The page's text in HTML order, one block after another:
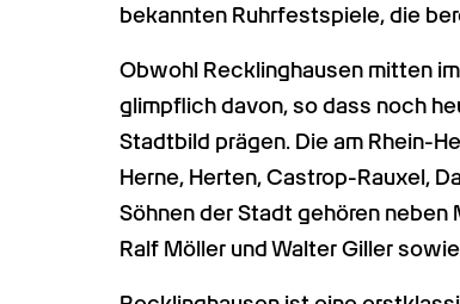
bekannten Ruhrfestspiele, die
Obwohl Recklinghausen mitten
glimpflich davon, so dass noch
Stadtbild prägen. Die am Rhein-
Herne, Herten, Castrop-Rauxel,
Söhnen der Stadt gehören
Ralf Möller und Walter Giller